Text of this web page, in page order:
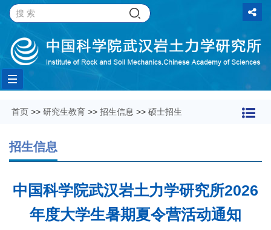
Toggle
navigation
首页 >> 研究生教育 >> 招生信息 >> 硕士招生
招生信息
中国科学院武汉岩土力学研究所2026
年度大学生暑期夏令营活动通知